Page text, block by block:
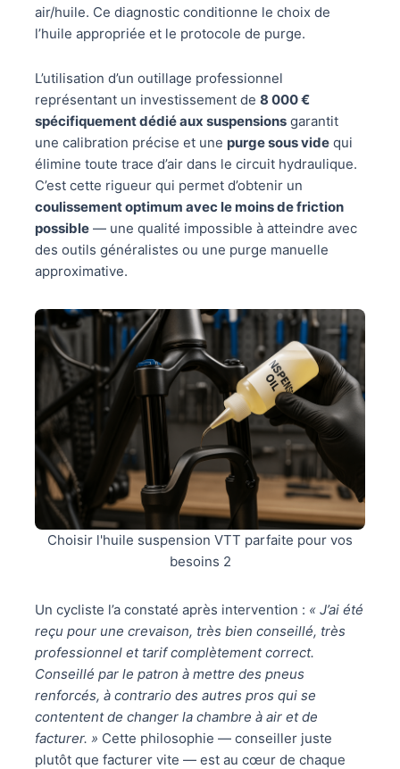
air/huile. Ce diagnostic conditionne le choix de
l’huile appropriée et le protocole de purge.
L’utilisation d’un outillage professionnel
représentant un investissement de8 000 €
spécifiquement dédié aux suspensions garantit
une calibration précise et une purge sous vide qui
élimine toute trace d’air dans le circuit hydraulique.
C’est cette rigueur qui permet d’obtenir un
coulissement optimum avec le moins de friction
possible — une qualité impossible à atteindre avec
des outils généralistes ou une purge manuelle
approximative.
Choisir l'huile suspension VTT parfaite pour vos
besoins 2
Un cycliste l’a constaté après intervention : « J’ai été
reçu pour une crevaison, très bien conseillé, très
professionnel et tarif complètement correct.
Conseillé par le patron à mettre des pneus
renforcés, à contrario des autres pros qui se
contentent de changer la chambre à air et de
facturer. » Cette philosophie — conseiller juste
plutôt que facturer vite — est au cœur de chaque